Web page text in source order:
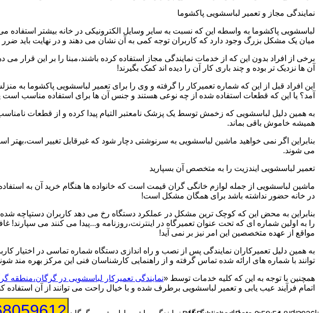
نمایندگی مجاز و تعمیر لباسشویی پاکشوما
لباسشویی پاکشوما به واسطه این که نسبت به سایر وسایل الکترونیکی در خانه بیشتر استفاده
میان یک مشکل بزرگ وجود دارد که کاربران توجه کمی به آن نشان می دهند و در نهایت باید ضرر
برخی از افراد بدون این که از خدمات نمایندگی مجاز استفاده کرده باشند،مبنا را بر این
آن ها نزدیک تر بوده و چند باری کار آن را دیده اند کمک بگیرند!
این افراد قبل از این که شماره تعمیرکار را گرفته و وی را برای تعمیر لباسشویی پاکشوما به
آمد؟ یا این که قطعات استفاده شده از چه نوعی هستند و جنس آن ها برای استفاده مناسب است
به همین دلیل لباسشویی که زخمش توسط یک پزشک نامعتبر التیام پیدا کرده و از قطعات
همیشه خاموش باقی بماند.
بنابراین اگر نمی خواهید ماشین لباسشویی به سرنوشتی دچار شود که غیرقابل تغییر است،بهتر
می شوند.
تعمیر لباسشویی ایندزیت را به متخصص آن بسپارید
ماشین لباسشویی از جمله لوازم خانگی گران قیمت است که خانواده ها هنگام خرید آن به
در خانه حضور نداشته باشد برای همگان مشکل است!
بنابراین به محض این که کوچک ترین مشکل در عملکرد دستگاه رخ می دهد کاربران دستپاچه
را به اولین شماره ای که تحت عنوان تعمیرگاه در اینترنت،روزنامه و...پیدا می کنند می
مواقع از عهده متخصصین این امر نیز بر نمی آید!
به همین دلیل تعمیرکاران نمایندگی پس از نصب و راه اندازی دستگاه شماره تماسی در اختیار
توانند با شماره های ارائه شده تماس گرفته و از راهنمایی کارشناسان فنی این مرکز بهره مند
همچنین با توجه به این که کلیه خدمات توسط «نمایندگی تعمیرکار لباسشویی در گرگان،منطقه
اتمام فرآیند عیب یابی و تعمیر لباسشویی برطرف شده و با خیال راحت می توانند از آن استفاده